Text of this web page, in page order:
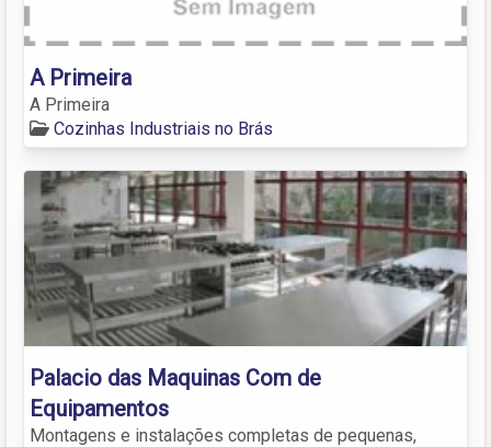
A Primeira
A Primeira
Cozinhas Industriais no Brás
Palacio das Maquinas Com de
Equipamentos
Montagens e instalações completas de pequenas,